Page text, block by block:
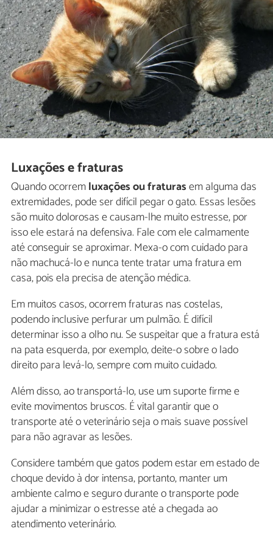
Luxações e fraturas
Quando ocorremluxações ou fraturasem alguma das
extremidades, pode ser difícil pegar o gato. Essas lesões
são muito dolorosas e causam-lhe muito estresse, por
isso ele estará na defensiva. Fale com ele calmamente
até conseguir se aproximar. Mexa-o com cuidado para
não machucá-lo e nunca tente tratar uma fratura em
casa, pois ela precisa de atenção médica.
Em muitos casos, ocorrem fraturas nas costelas,
podendo inclusive perfurar um pulmão. É difícil
determinar isso a olho nu. Se suspeitar que a fratura está
na pata esquerda, por exemplo, deite-o sobre o lado
direito para levá-lo, sempre com muito cuidado.
Além disso, ao transportá-lo, use um suporte firme e
evite movimentos bruscos. É vital garantir que o
transporte até o veterinário seja o mais suave possível
para não agravar as lesões.
Considere também que gatos podem estar em estado de
choque devido à dor intensa, portanto, manter um
ambiente calmo e seguro durante o transporte pode
ajudar a minimizar o estresse até a chegada ao
atendimento veterinário.